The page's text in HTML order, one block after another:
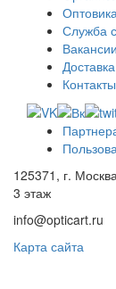
Служба
Вакансии
Контакты
125371, г.
3 этаж
info@opticart.ru
Карта сайта